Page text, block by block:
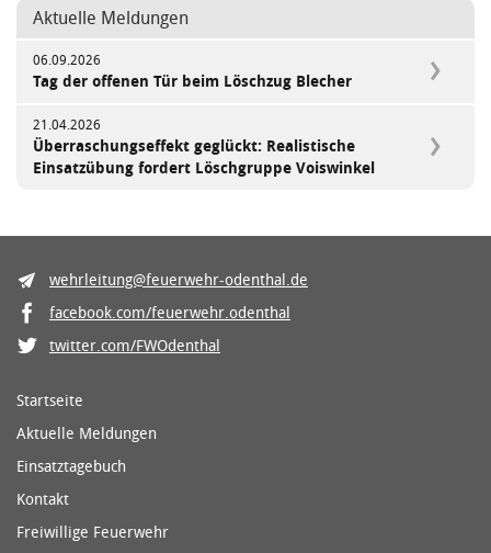
Aktuelle Meldungen
06.09.2026
Tag der offenen Tür beim Löschzug Blecher
21.04.2026
Überraschungseffekt geglückt: Realistische
Einsatzübung fordert Löschgruppe Voiswinkel
wehrleitung@feuerwehr-odenthal.de
facebook.com/feuerwehr.odenthal
twitter.com/FWOdenthal
Startseite
Aktuelle Meldungen
Einsatztagebuch
Kontakt
Freiwillige Feuerwehr